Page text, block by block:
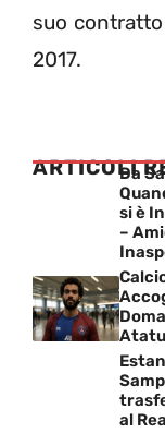
suo
2017.
ARTICOLI
Da
si è
–
al